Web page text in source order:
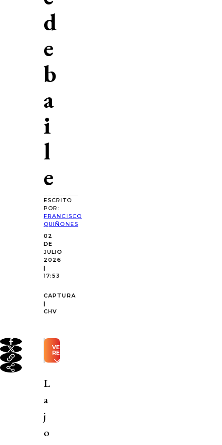
d
e
b
a
i
l
e
ESCRITO
POR:
FRANCISCO
QUIÑONES
02
DE
JULIO
2026
|
17:53
CAPTURA
|
CHV
VER
RESUMEN
generado
Inteligencia
Artificial
En
la
L
a
j
o